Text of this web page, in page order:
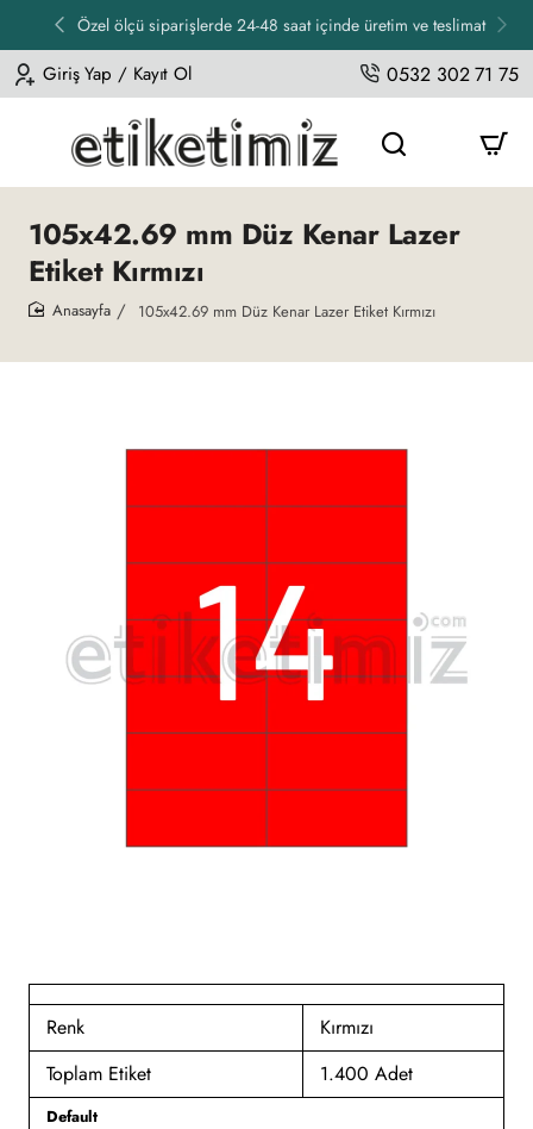
Özel ölçü siparişlerde 24-48 saat içinde üretim ve teslimat
Giriş Yap / Kayıt Ol 0532 302 71 75
105x42.69 mm Düz Kenar Lazer
Etiket Kırmızı
105x42.69 mm Düz Kenar Lazer Etiket Kırmızı
Renk
Kırmızı
Toplam Etiket
1.400 Adet
Default